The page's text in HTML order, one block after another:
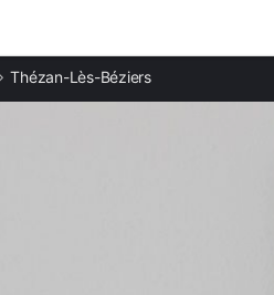
Casas rurales en Murviel-lès-Béziers
Casas rurales en Lignan-sur-Orb
Thézan-Lès-Béziers